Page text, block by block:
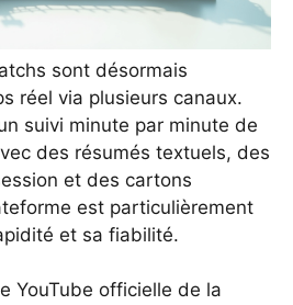
sont désormais
réel via plusieurs canaux.
suivi minute par minute de
des résumés textuels, des
et des cartons
est particulièrement
et sa fiabilité.
YouTube officielle de la